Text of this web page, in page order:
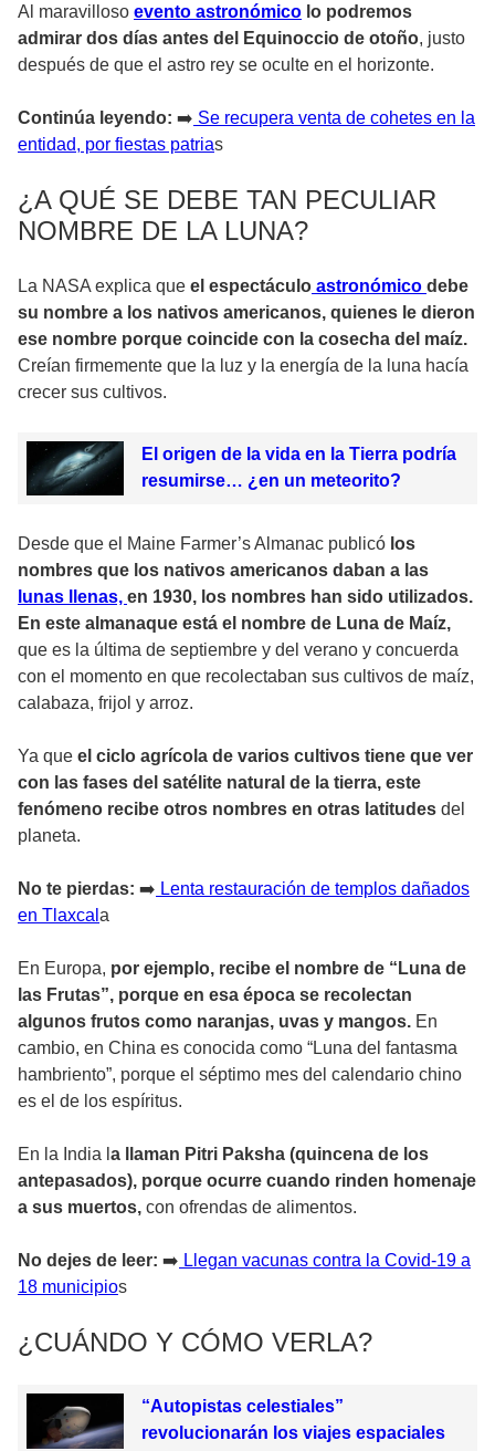
Al maravilloso evento astronómico lo podremos
admirar dos días antes del Equinoccio de otoño, justo
después de que el astro rey se oculte en el horizonte.
Continúa leyendo: ➡️ Se recupera venta de cohetes en la
entidad, por fiestas patrias
¿A QUÉ SE DEBE TAN PECULIAR
NOMBRE DE LA LUNA?
La NASA explica que el espectáculo astronómico debe
su nombre a los nativos americanos, quienes le dieron
ese nombre porque coincide con la cosecha del maíz.
Creían firmemente que la luz y la energía de la luna hacía
crecer sus cultivos.
El origen de la vida en la Tierra podría
resumirse… ¿en un meteorito?
Desde que el Maine Farmer’s Almanac publicó los
nombres que los nativos americanos daban a las
lunas llenas, en 1930, los nombres han sido utilizados.
En este almanaque está el nombre de Luna de Maíz,
que es la última de septiembre y del verano y concuerda
con el momento en que recolectaban sus cultivos de maíz,
calabaza, frijol y arroz.
Ya que el ciclo agrícola de varios cultivos tiene que ver
con las fases del satélite natural de la tierra, este
fenómeno recibe otros nombres en otras latitudes del
planeta.
No te pierdas: ➡️ Lenta restauración de templos dañados
en Tlaxcal a
En Europa, por ejemplo, recibe el nombre de “Luna de
las Frutas”, porque en esa época se recolectan
algunos frutos como naranjas, uvas y mangos. En
cambio, en China es conocida como “Luna del fantasma
hambriento”, porque el séptimo mes del calendario chino
es el de los espíritus.
En la India l a llaman Pitri Paksha (quincena de los
antepasados), porque ocurre cuando rinden homenaje
a sus muertos, con ofrendas de alimentos.
No dejes de leer: ➡️ Llegan vacunas contra la Covid-19 a
18 municipios
¿CUÁNDO Y CÓMO VERLA?
“Autopistas celestiales”
revolucionarán los viajes espaciales